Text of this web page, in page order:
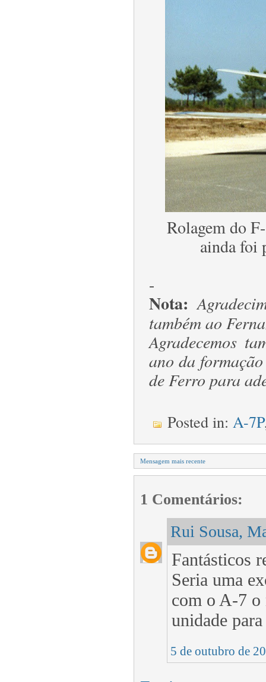
Rolagem do
ainda foi
-
Nota:
também ao
Agradecemos
ano da
de Ferro para
Posted in: A-7P
Mensagem mais recente
1 Comentários:
Rui Sousa,
Fantásticos
Seria uma
com o A-7 o
unidade
5 de outubro de